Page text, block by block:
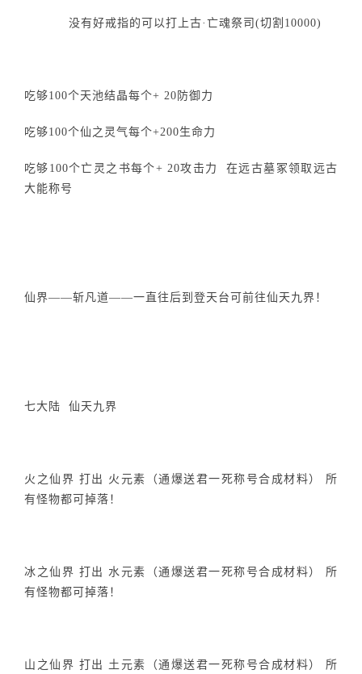
没有好戒指的可以打上古·亡魂祭司(切割10000)
吃够100个天池结晶每个+ 20防御力
吃够100个仙之灵气每个+200生命力
吃够100个亡灵之书每个+ 20攻击力 在远古墓冢领取远古
大能称号
仙界——斩凡道——一直往后到登天台可前往仙天九界！
七大陆 仙天九界
火之仙界 打出 火元素（通爆送君一死称号合成材料） 所
有怪物都可掉落！
冰之仙界 打出 水元素（通爆送君一死称号合成材料） 所
有怪物都可掉落！
山之仙界 打出 土元素（通爆送君一死称号合成材料） 所